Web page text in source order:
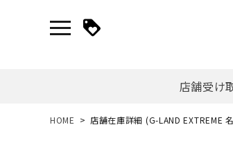
店舗受け
新規会員登録｜ログイン
HOME 店舗在庫詳細 (G-LAND EXTREME